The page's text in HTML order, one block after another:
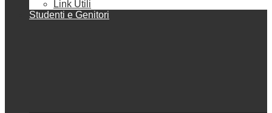
Link Utili
Studenti e Genitori